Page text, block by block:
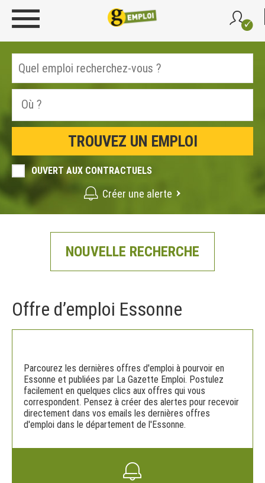
OUVERT AUX CONTRACTUELS
Créer une alerte
NOUVELLE RECHERCHE
Offre d’emploi Essonne
Parcourez les dernières offres d'emploi à pourvoir en
Essonne et publiées par La Gazette Emploi. Postulez
facilement en quelques clics aux offres qui vous
correspondent. Pensez à créer des alertes pour recevoir
directement dans vos emails les dernières offres
d'emploi dans le département de l'Essonne.